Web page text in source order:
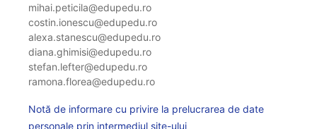
mihai.peticila@edupedu.ro
costin.ionescu@edupedu.ro
alexa.stanescu@edupedu.ro
diana.ghimisi@edupedu.ro
stefan.lefter@edupedu.ro
ramona.florea@edupedu.ro
Notă de informare cu privire la prelucrarea de date
personale prin intermediul site-ului